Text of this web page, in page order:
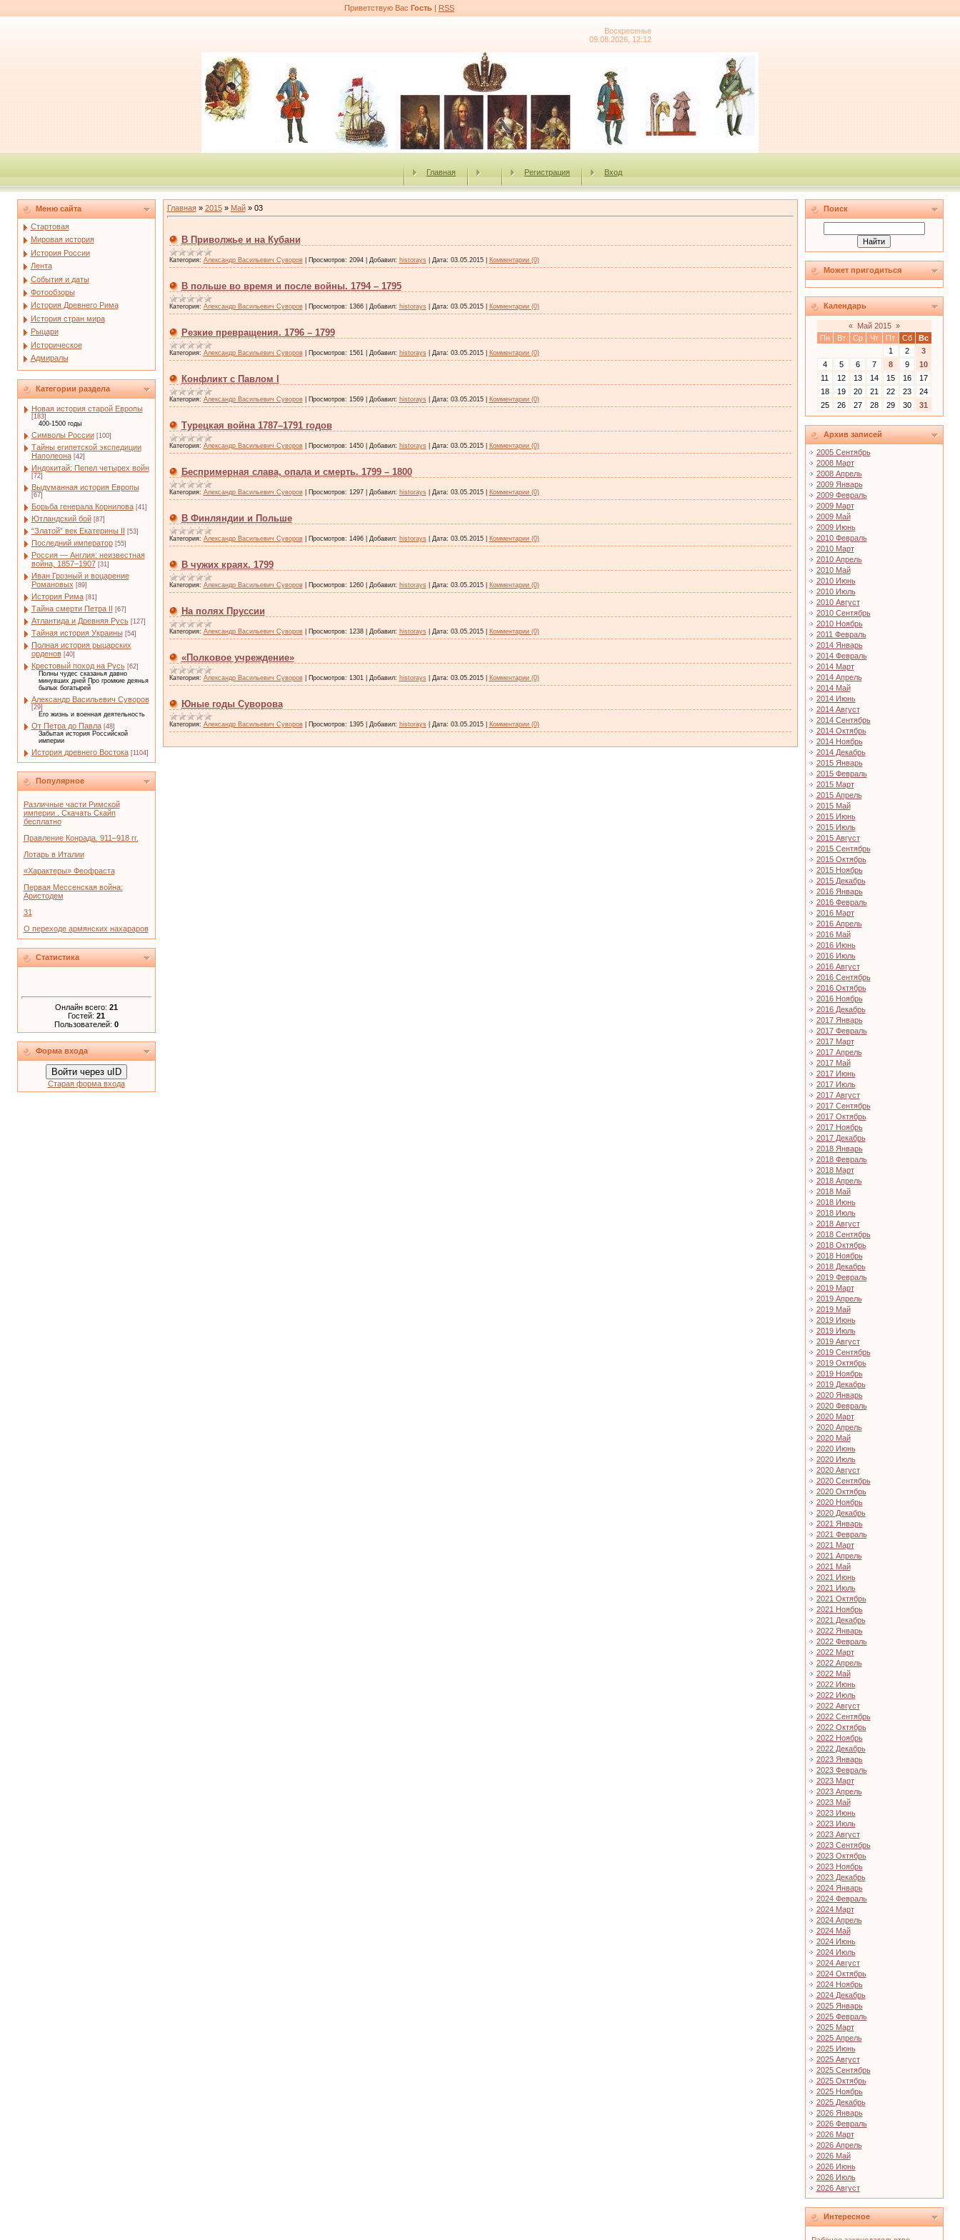
Приветствую Вас Гость | RSS
Воскресенье
09.08.2026, 12:12
Главная Регистрация Вход
Меню сайта
Стартовая
Мировая история
История России
Лента
События и даты
Фотообзоры
История Древнего Рима
История стран мира
Рыцари
Историческое
Адмиралы
Категории раздела
Новая история старой Европы
[183]
400-1500 годы
Символы России [100]
Тайны египетской экспедиции
Наполеона [42]
Индокитай: Пепел четырех войн
[72]
Выдуманная история Европы
[67]
Борьба генерала Корнилова [41]
Ютландский бой [87]
“Златой” век Екатерины II [53]
Последний император [55]
Россия — Англия: неизвестная
война, 1857–1907 [31]
Иван Грозный и воцарение
Романовых [89]
История Рима [81]
Тайна смерти Петра II [67]
Атлантида и Древняя Русь [127]
Тайная история Украины [54]
Полная история рыцарских
орденов [40]
Крестовый поход на Русь [62]
Полны чудес сказанья давно
минувших дней Про громкие деянья
былых богатырей
Александр Васильевич Суворов
[29]
Его жизнь и военная деятельность
От Петра до Павла [48]
Забытая история Российской
империи
История древнего Востока [1104]
Популярное
Различные части Римской
империи . Скачать Скайп
бесплатно
Правление Конрада. 911–918 гг.
Лотарь в Италии
«Характеры» Феофраста
Первая Мессенская война:
Аристодем
31
О переходе армянских нахараров
Статистика
Онлайн всего: 21
Гостей: 21
Пользователей: 0
Форма входа
Войти через uID
Старая форма входа
Главная» 2015 » Май » 03
В Приволжье и на Кубани
Категория: Александр Васильевич Суворов Просмотров: 2094 Добавил: historays Дата: 03.05.2015 Комментарии (0)
В польше во время и после войны. 1794 – 1795
Категория: Александр Васильевич Суворов Просмотров: 1366 Добавил: historays Дата: 03.05.2015 Комментарии (0)
Резкие превращения. 1796 – 1799
Категория: Александр Васильевич Суворов Просмотров: 1561 Добавил: historays Дата: 03.05.2015 Комментарии (0)
Конфликт с Павлом I
Категория: Александр Васильевич Суворов Просмотров: 1569 Добавил: historays Дата: 03.05.2015 Комментарии (0)
Турецкая война 1787–1791 годов
Категория: Александр Васильевич Суворов Просмотров: 1450 Добавил: historays Дата: 03.05.2015 Комментарии (0)
Беспримерная слава, опала и смерть. 1799 – 1800
Категория: Александр Васильевич Суворов Просмотров: 1297 Добавил: historays Дата: 03.05.2015 Комментарии (0)
В Финляндии и Польше
Категория: Александр Васильевич Суворов Просмотров: 1496 Добавил: historays Дата: 03.05.2015 Комментарии (0)
В чужих краях. 1799
Категория: Александр Васильевич Суворов Просмотров: 1260 Добавил: historays Дата: 03.05.2015 Комментарии (0)
На полях Пруссии
Категория: Александр Васильевич Суворов Просмотров: 1238 Добавил: historays Дата: 03.05.2015 Комментарии (0)
«Полковое учреждение»
Категория: Александр Васильевич Суворов Просмотров: 1301 Добавил: historays Дата: 03.05.2015 Комментарии (0)
Юные годы Суворова
Категория: Александр Васильевич Суворов Просмотров: 1395 Добавил: historays Дата: 03.05.2015 Комментарии (0)
Поиск
Может пригодиться
Календарь
« Май 2015 »
Пн
Вт Ср Чт Пт Сб
Вс
1
2
3
4
5 6 7 8 9
10
11
12 13 14 15 16
17
18
19 20 21 22 23
24
25
26 27 28 29 30 31
Архив записей
2005 Сентябрь
2008 Март
2008 Апрель
2009 Январь
2009 Февраль
2009 Март
2009 Май
2009 Июнь
2010 Февраль
2010 Март
2010 Апрель
2010 Май
2010 Июнь
2010 Июль
2010 Август
2010 Сентябрь
2010 Ноябрь
2011 Февраль
2014 Январь
2014 Февраль
2014 Март
2014 Апрель
2014 Май
2014 Июнь
2014 Август
2014 Сентябрь
2014 Октябрь
2014 Ноябрь
2014 Декабрь
2015 Январь
2015 Февраль
2015 Март
2015 Апрель
2015 Май
2015 Июнь
2015 Июль
2015 Август
2015 Сентябрь
2015 Октябрь
2015 Ноябрь
2015 Декабрь
2016 Январь
2016 Февраль
2016 Март
2016 Апрель
2016 Май
2016 Июнь
2016 Июль
2016 Август
2016 Сентябрь
2016 Октябрь
2016 Ноябрь
2016 Декабрь
2017 Январь
2017 Февраль
2017 Март
2017 Апрель
2017 Май
2017 Июнь
2017 Июль
2017 Август
2017 Сентябрь
2017 Октябрь
2017 Ноябрь
2017 Декабрь
2018 Январь
2018 Февраль
2018 Март
2018 Апрель
2018 Май
2018 Июнь
2018 Июль
2018 Август
2018 Сентябрь
2018 Октябрь
2018 Ноябрь
2018 Декабрь
2019 Февраль
2019 Март
2019 Апрель
2019 Май
2019 Июнь
2019 Июль
2019 Август
2019 Сентябрь
2019 Октябрь
2019 Ноябрь
2019 Декабрь
2020 Январь
2020 Февраль
2020 Март
2020 Апрель
2020 Май
2020 Июнь
2020 Июль
2020 Август
2020 Сентябрь
2020 Октябрь
2020 Ноябрь
2020 Декабрь
2021 Январь
2021 Февраль
2021 Март
2021 Апрель
2021 Май
2021 Июнь
2021 Июль
2021 Октябрь
2021 Ноябрь
2021 Декабрь
2022 Январь
2022 Февраль
2022 Март
2022 Апрель
2022 Май
2022 Июнь
2022 Июль
2022 Август
2022 Сентябрь
2022 Октябрь
2022 Ноябрь
2022 Декабрь
2023 Январь
2023 Февраль
2023 Март
2023 Апрель
2023 Май
2023 Июнь
2023 Июль
2023 Август
2023 Сентябрь
2023 Октябрь
2023 Ноябрь
2023 Декабрь
2024 Январь
2024 Февраль
2024 Март
2024 Апрель
2024 Май
2024 Июнь
2024 Июль
2024 Август
2024 Октябрь
2024 Ноябрь
2024 Декабрь
2025 Январь
2025 Февраль
2025 Март
2025 Апрель
2025 Июнь
2025 Август
2025 Сентябрь
2025 Октябрь
2025 Ноябрь
2025 Декабрь
2026 Январь
2026 Февраль
2026 Март
2026 Апрель
2026 Май
2026 Июнь
2026 Июль
2026 Август
Интересное